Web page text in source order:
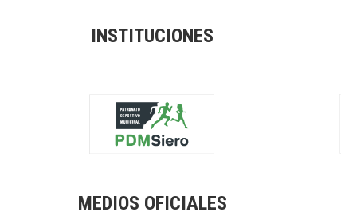
INSTITUCIONES
MEDIOS OFICIALES